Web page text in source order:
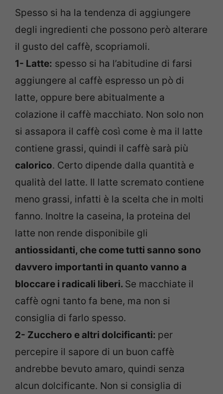
Spesso si ha la tendenza di aggiungere
degli ingredienti che possono però alterare
il gusto del caffè, scopriamoli.
1- Latte: spesso si ha l’abitudine di farsi
aggiungere al caffè espresso un pò di
latte, oppure bere abitualmente a
colazione il caffè macchiato. Non solo non
si assapora il caffè così come è ma il latte
contiene grassi, quindi il caffè sarà più
calorico. Certo dipende dalla quantità e
qualità del latte. Il latte scremato contiene
meno grassi, infatti è la scelta che in molti
fanno. Inoltre la caseina, la proteina del
latte non rende disponibile gli
antiossidanti, che come tutti sanno sono
davvero importanti in quanto vanno a
bloccare i radicali liberi. Se macchiate il
caffè ogni tanto fa bene, ma non si
consiglia di farlo spesso.
2- Zucchero e altri dolcificanti: per
percepire il sapore di un buon caffè
andrebbe bevuto amaro, quindi senza
alcun dolcificante. Non si consiglia di